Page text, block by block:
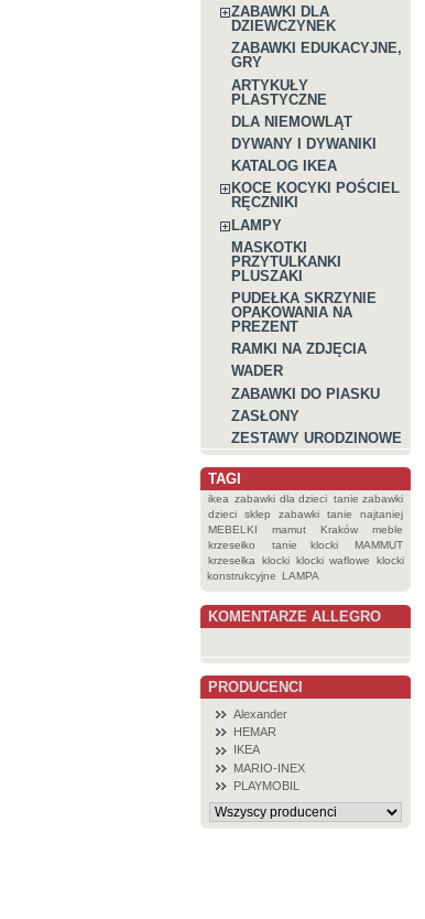
ZABAWKI DLA
DZIEWCZYNEK
ZABAWKI EDUKACYJNE,
GRY
ARTYKUŁY
PLASTYCZNE
DLA NIEMOWLĄT
DYWANY I DYWANIKI
KATALOG IKEA
KOCE KOCYKI POŚCIEL
RĘCZNIKI
LAMPY
MASKOTKI
PRZYTULKANKI
PLUSZAKI
PUDEŁKA SKRZYNIE
OPAKOWANIA NA
PREZENT
RAMKI NA ZDJĘCIA
WADER
ZABAWKI DO PIASKU
ZASŁONY
ZESTAWY URODZINOWE
TAGI
ikea zabawki dla dzieci tanie zabawki
dzieci
sklep zabawki tanie
najtaniej
MEBELKI
mamut Kraków
meble
krzesełko
tanie klocki
MAMMUT
krzesełka
klocki klocki waflowe
klocki
konstrukcyjne
LAMPA
KOMENTARZE ALLEGRO
PRODUCENCI
Alexander
HEMAR
IKEA
MARIO-INEX
PLAYMOBIL